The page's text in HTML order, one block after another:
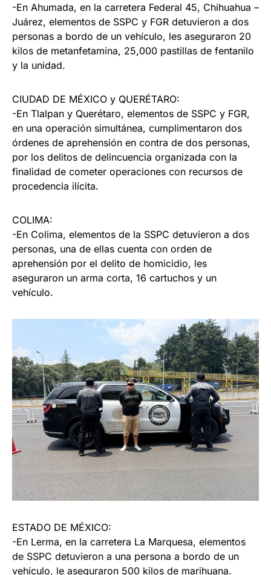
-En Ahumada, en la carretera Federal 45, Chihuahua –
Juárez, elementos de SSPC y FGR detuvieron a dos
personas a bordo de un vehículo, les aseguraron 20
kilos de metanfetamina, 25,000 pastillas de fentanilo
y la unidad.
CIUDAD DE MÉXICO y QUERÉTARO:
-En Tlalpan y Querétaro, elementos de SSPC y FGR,
en una operación simultánea, cumplimentaron dos
órdenes de aprehensión en contra de dos personas,
por los delitos de delincuencia organizada con la
finalidad de cometer operaciones con recursos de
procedencia ilícita.
COLIMA:
-En Colima, elementos de la SSPC detuvieron a dos
personas, una de ellas cuenta con orden de
aprehensión por el delito de homicidio, les
aseguraron un arma corta, 16 cartuchos y un
vehículo.
ESTADO DE MÉXICO:
-En Lerma, en la carretera La Marquesa, elementos
de SSPC detuvieron a una persona a bordo de un
vehículo, le aseguraron 500 kilos de marihuana.